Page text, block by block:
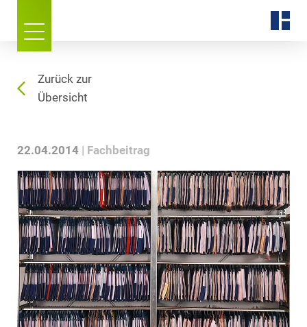
Zurück zur
Übersicht
22.04.2014 Fachbeitrag